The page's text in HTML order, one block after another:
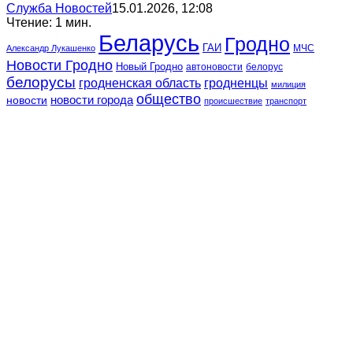
Служба Новостей15.01.2026, 12:08
Чтение: 1 мин.
Александр Лукашенко Беларусь ГАИ Гродно МЧС
Новости Гродно Новый Гродно автоновости белорус
белорусы гродненская область гродненцы милиция
новости новости города общество происшествие транспорт